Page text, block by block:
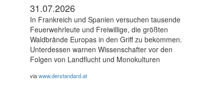
31.07.2026
In Frankreich und Spanien versuchen tausende
Feuerwehrleute und Freiwillige, die größten
Waldbrände Europas in den Griff zu bekommen.
Unterdessen warnen Wissenschafter vor den
Folgen von Landflucht und Monokulturen
viawww.derstandard.at